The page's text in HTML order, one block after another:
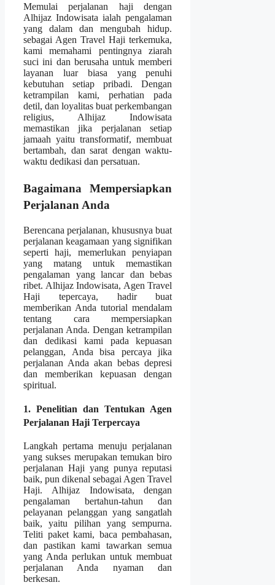
Memulai perjalanan haji dengan
Alhijaz Indowisata ialah pengalaman
yang dalam dan mengubah hidup.
sebagai Agen Travel Haji terkemuka,
kami memahami pentingnya ziarah
suci ini dan berusaha untuk memberi
layanan luar biasa yang penuhi
kebutuhan setiap pribadi. Dengan
ketrampilan kami, perhatian pada
detil, dan loyalitas buat perkembangan
religius, Alhijaz Indowisata
memastikan jika perjalanan setiap
jamaah yaitu transformatif, membuat
bertambah, dan sarat dengan waktu-
waktu dedikasi dan persatuan.
Bagaimana Mempersiapkan
Perjalanan Anda
Berencana perjalanan, khususnya buat
perjalanan keagamaan yang signifikan
seperti haji, memerlukan penyiapan
yang matang untuk memastikan
pengalaman yang lancar dan bebas
ribet. Alhijaz Indowisata, Agen Travel
Haji tepercaya, hadir buat
memberikan Anda tutorial mendalam
tentang cara mempersiapkan
perjalanan Anda. Dengan ketrampilan
dan dedikasi kami pada kepuasan
pelanggan, Anda bisa percaya jika
perjalanan Anda akan bebas depresi
dan memberikan kepuasan dengan
spiritual.
1. Penelitian dan Tentukan Agen
Perjalanan Haji Terpercaya
Langkah pertama menuju perjalanan
yang sukses merupakan temukan biro
perjalanan Haji yang punya reputasi
baik, pun dikenal sebagai Agen Travel
Haji. Alhijaz Indowisata, dengan
pengalaman bertahun-tahun dan
pelayanan pelanggan yang sangatlah
baik, yaitu pilihan yang sempurna.
Teliti paket kami, baca pembahasan,
dan pastikan kami tawarkan semua
yang Anda perlukan untuk membuat
perjalanan Anda nyaman dan
berkesan.